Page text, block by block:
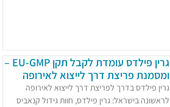
גרין פילדס עומדת לקבל תקן EU-GMP –
ומסמנת פריצת דרך לייצוא לאירופה
גרין פילדס בדרך לפריצת דרך לייצוא לאירופה
לראשונה בישראל: גרין פילדס, חוות גידול קנאביס